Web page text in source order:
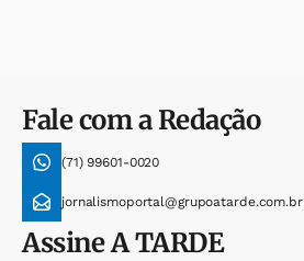
Fale com a Redação
(71) 99601-0020
jornalismoportal@grupoatarde.com.br
AssineA TARDE